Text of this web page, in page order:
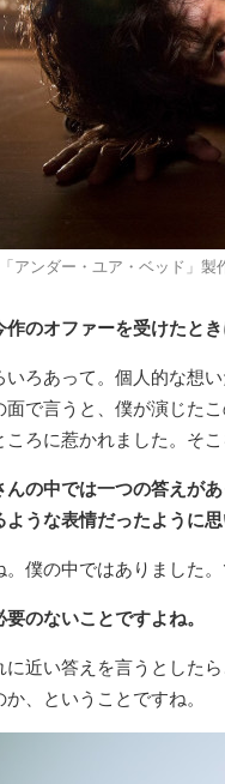
アンダー・ユア・ベッド」製
のオファーを受けたとき
いろあって。個人的な想
面で言うと、僕が演じた
ころに惹かれました。そ
の中では一つの答えがあ
うな表情だったように思
。僕の中ではありました
のないことですよね。
に近い答えを言うとした
か、ということですね。